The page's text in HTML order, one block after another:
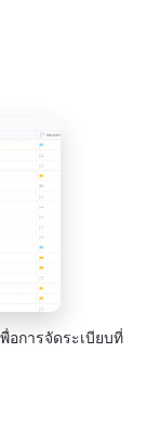
อการจัดระเบียบที่